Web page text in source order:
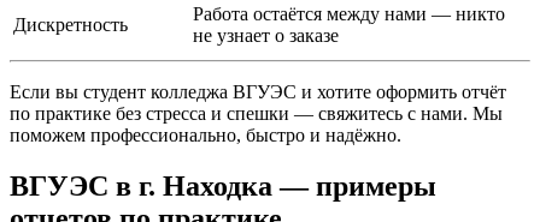
Дискретность
Работа остаётся между нами — никто
не узнает о заказе
Если вы студент колледжа ВГУЭС и хотите оформить отчёт
по практике без стресса и спешки — свяжитесь с нами. Мы
поможем профессионально, быстро и надёжно.
ВГУЭС в г. Находка — примеры